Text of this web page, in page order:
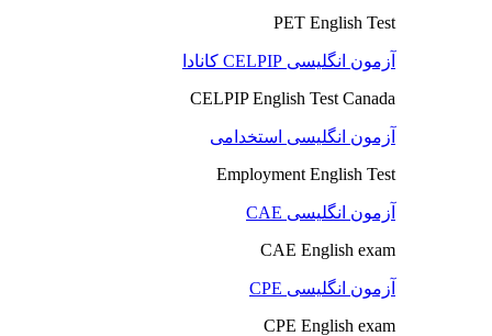
PET English Test
آزمون انگلیسی CELPIP کانادا
CELPIP English Test Canada
آزمون انگلیسی استخدامی
Employment English Test
آزمون انگلیسی CAE
CAE English exam
آزمون انگلیسی CPE
CPE English exam